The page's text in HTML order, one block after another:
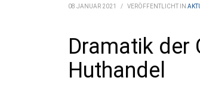
08 JANUAR 2021 / VERÖFFENTLICHT IN
Dramatik der
Huthandel